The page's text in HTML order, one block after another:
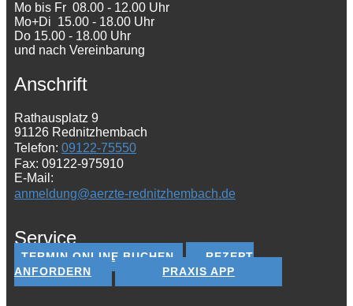
Mo bis Fr 08.00 - 12.00 Uhr
Mo+Di 15.00 - 18.00 Uhr
Do 15.00 - 18.00 Uhr
und nach Vereinbarung
Anschrift
Rathausplatz 9
91126 Rednitzhembach
Telefon: 09122-75550
Fax: 09122-975910
E-Mail:
anmeldung@aerzte-rednitzhembach.de
Service
TERMIN ONLINE BUCHEN
REZEPT
ANFORDERN
PRAXIS APP